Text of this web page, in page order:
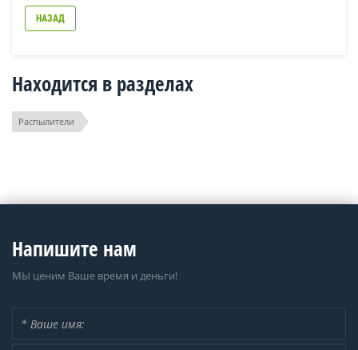
НАЗАД
Находится в разделах
Распылители
Напишите нам
МЫ ценим Ваше время и деньги!